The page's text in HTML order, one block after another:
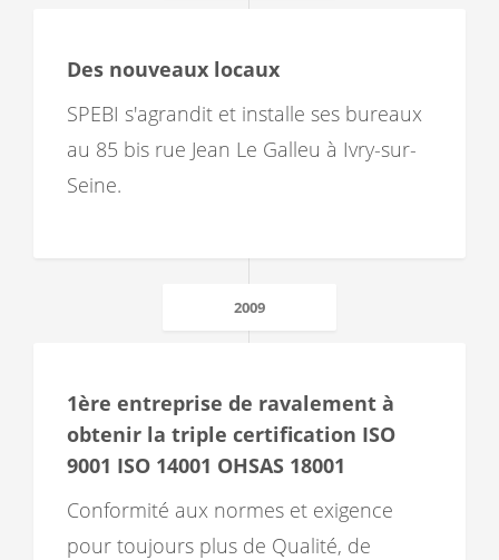
Des nouveaux locaux
SPEBI s'agrandit et installe ses bureaux
au 85 bis rue Jean Le Galleu à Ivry-sur-
Seine.
2009
1ère entreprise de ravalement à
obtenir la triple certification ISO
9001 ISO 14001 OHSAS 18001
Conformité aux normes et exigence
pour toujours plus de Qualité, de